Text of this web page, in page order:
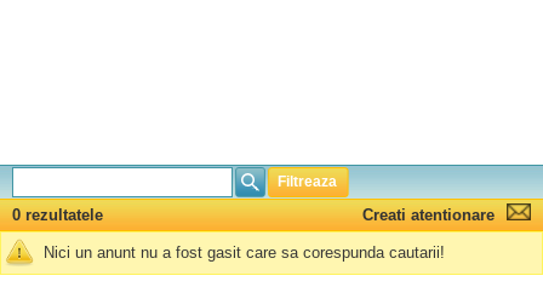
Filtreaza
0 rezultatele Creati atentionare
Nici un anunt nu a fost gasit care sa corespunda cautarii!